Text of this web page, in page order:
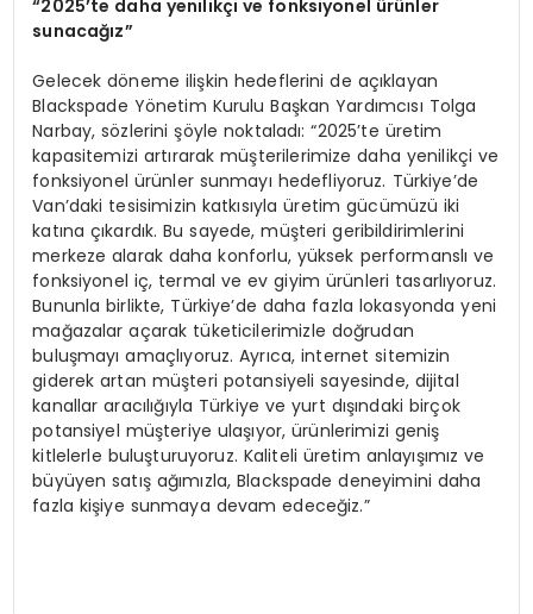
“2025’te daha yenilikçi ve fonksiyonel ürünler
sunacağız”
Gelecek döneme ilişkin hedeflerini de açıklayan
Blackspade Yönetim Kurulu Başkan Yardımcısı Tolga
Narbay, sözlerini şöyle noktaladı: “2025’te üretim
kapasitemizi artırarak müşterilerimize daha yenilikçi ve
fonksiyonel ürünler sunmayı hedefliyoruz. Türkiye’de
Van’daki tesisimizin katkısıyla üretim gücümüzü iki
katına çıkardık. Bu sayede, müşteri geribildirimlerini
merkeze alarak daha konforlu, yüksek performanslı ve
fonksiyonel iç, termal ve ev giyim ürünleri tasarlıyoruz.
Bununla birlikte, Türkiye’de daha fazla lokasyonda yeni
mağazalar açarak tüketicilerimizle doğrudan
buluşmayı amaçlıyoruz. Ayrıca, internet sitemizin
giderek artan müşteri potansiyeli sayesinde, dijital
kanallar aracılığıyla Türkiye ve yurt dışındaki birçok
potansiyel müşteriye ulaşıyor, ürünlerimizi geniş
kitlelerle buluşturuyoruz. Kaliteli üretim anlayışımız ve
büyüyen satış ağımızla, Blackspade deneyimini daha
fazla kişiye sunmaya devam edeceğiz.”